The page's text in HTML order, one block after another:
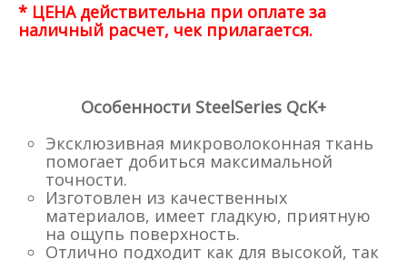
* ЦЕНА действительна при оплате за
наличный расчет, чек прилагается.
Особенности SteelSeries QcK+
Эксклюзивная микроволоконная ткань
помогает добиться максимальной
точности.
Изготовлен из качественных
материалов, имеет гладкую, приятную
на ощупь поверхность.
Отлично подходит как для высокой, так